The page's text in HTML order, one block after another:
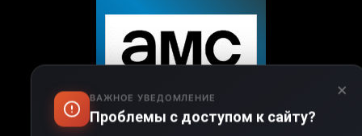
×
ВАЖНОЕ УВЕДОМЛЕНИЕ
Проблемы с доступом к сайту?